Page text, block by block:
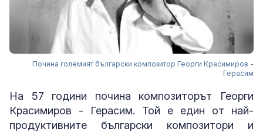
Почина големият български композитор Георги Красимиров -
Герасим
На 57 години почина композиторът Георги
Красимиров - Герасим. Той е един от най-
продуктивните български композитори и